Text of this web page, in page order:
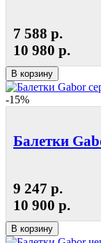
7 588 р.
10 980 р.
В корзину
-15%
Балетки
9 247 р.
10 900 р.
В корзину